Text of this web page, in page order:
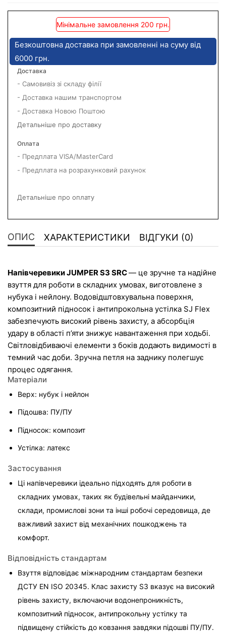
Мінімальне замовлення 200 грн.
Безкоштовна доставка при замовленні на суму від
6000 грн.
Доставка
- Самовивіз зі складу філії
- Доставка нашим транспортом
- Доставка Новою Поштою
Детальніше про доставку
Оплата
- Предплата VISA/MasterCard
- Предплата на розрахунковий рахунок
Детальніше про оплату
ОПИС ХАРАКТЕРИСТИКИ ВІДГУКИ (0)
Напівчеревики JUMPER S3 SRC — це зручне та надійне
взуття для роботи в складних умовах, виготовлене з
нубука і нейлону. Водовідштовхувальна поверхня,
композитний підносок і антипрокольна устілка SJ Flex
забезпечують високий рівень захисту, а абсорбція
удару в області п’яти знижує навантаження при ходьбі.
Світловідбиваючі елементи з боків додають видимості в
темний час доби. Зручна петля на заднику полегшує
процес одягання.
Матеріали
Верх: нубук і нейлон
Підошва: ПУ/ПУ
Підносок: композит
Устілка: латекс
Застосування
Ці напівчеревики ідеально підходять для роботи в
складних умовах, таких як будівельні майданчики,
склади, промислові зони та інші робочі середовища, де
важливий захист від механічних пошкоджень та
комфорт.
Відповідність стандартам
Взуття відповідає міжнародним стандартам безпеки
ДСТУ EN ISO 20345. Клас захисту S3 вказує на високий
рівень захисту, включаючи водонепроникність,
композитний підносок, антипрокольну устілку та
підвищену стійкість до ковзання завдяки підошві ПУ/ПУ.